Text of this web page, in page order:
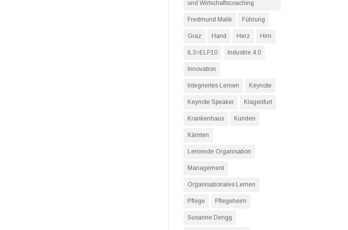
und Wirtschaftscoaching
Fredmund Malik Führung
Graz Hand Herz Hirn
IL3=ELF10 Industrie 4.0
Innovation
Integriertes Lernen Keynote
Keynote Speaker Klagenfurt
Krankenhaus Kunden
Kärnten
Lernende Organisation
Management
Organisationales Lernen
Pflege Pflegeheim
Susanne Dengg